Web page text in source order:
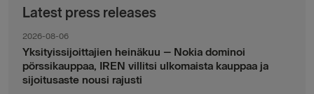
Latest press releases
2026-08-06
Yksityissijoittajien heinäkuu – Nokia dominoi
pörssikauppaa, IREN villitsi ulkomaista kauppaa ja
sijoitusaste nousi rajusti